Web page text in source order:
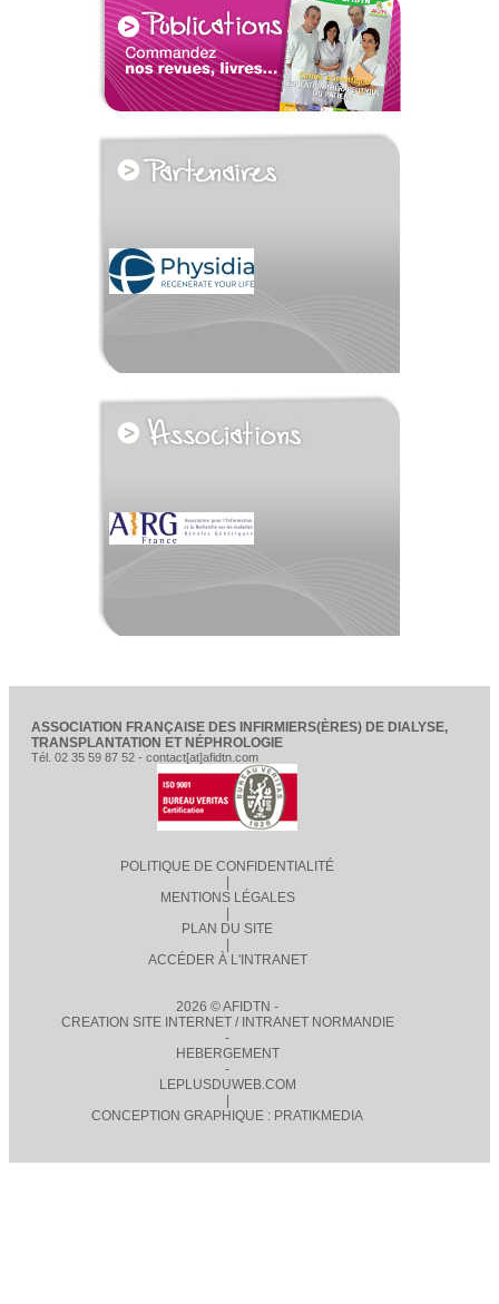
voir tous les partenaires
ASSOCIATION FRANÇAISE DES INFIRMIERS(ÈRES) DE DIALYSE,
TRANSPLANTATION ET NÉPHROLOGIE
Tél. 02 35 59 87 52 - contact[at]afidtn.com
POLITIQUE DE CONFIDENTIALITÉ
MENTIONS LÉGALES
PLAN DU SITE
ACCÉDER À L'INTRANET
2026 © AFIDTN -
CREATION SITE INTERNET / INTRANET NORMANDIE
-
HEBERGEMENT
-
LEPLUSDUWEB.COM
CONCEPTION GRAPHIQUE : PRATIKMEDIA